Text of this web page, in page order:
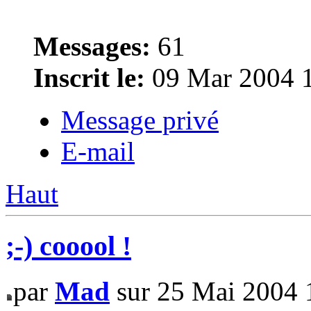
Messages: 61
Inscrit le: 09 Mar 2004
Message privé
E-mail
Haut
;-) cooool !
par Mad sur 25 Mai 2004